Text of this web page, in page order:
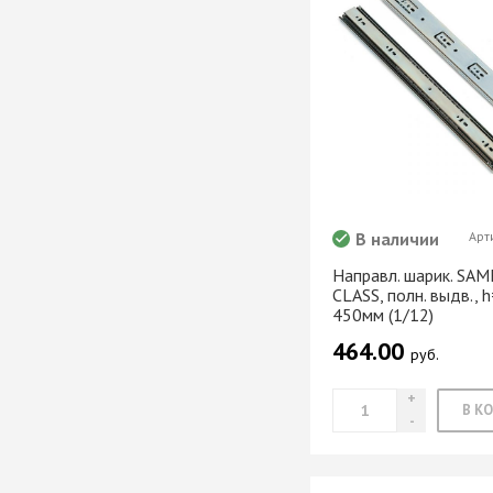
Хром)
ТРУБА D=16мм
Черный)
ТРУБА D=25мм И
ТРУБА D=32 и
Системы
дверей
Система для
Система шкафа-
Направл. шарик.
CLASS, полн. выдв.,
450мм (1/12)
В наличии
464.00 руб.